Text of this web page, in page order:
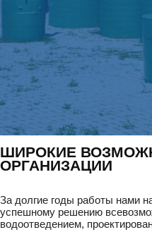
ШИРОКИЕ
ОРГАНИЗАЦИИ
За долгие годы работы нами
успешному решению
водоотведением,